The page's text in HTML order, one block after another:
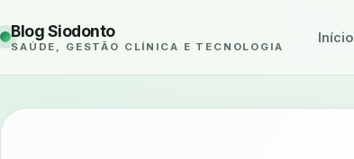
Blog Siodonto
SAÚDE, GESTÃO CLÍNICA E TECNOLOGIA
Início